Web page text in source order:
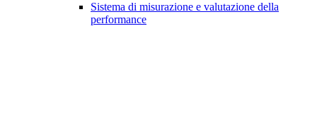
Sistema di misurazione e valutazione della
performance